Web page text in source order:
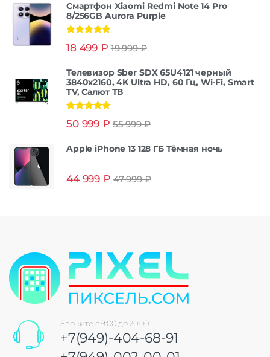
Смартфон Xiaomi Redmi Note 14 Pro
8/256GB Aurora Purple
из 5
18 499 ₽ 19 999₽
Телевизор Sber SDX 65U4121 черный
3840x2160, 4K Ultra HD, 60 Гц, Wi-Fi, Smart
TV, Салют ТВ
из 5
50 999 ₽ 55 999₽
Apple iPhone 13 128 ГБ Тёмная ночь
44 999 ₽ 47 999₽
Звоните с 9:00 до 20:00
+7(949)-404-68-91